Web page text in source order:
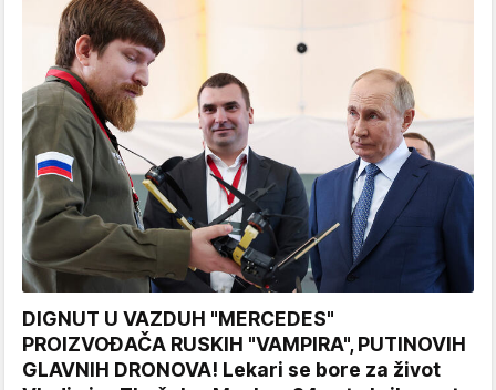
DIGNUT U VAZDUH "MERCEDES"
PROIZVOĐAČA RUSKIH "VAMPIRA", PUTINOVIH
GLAVNIH DRONOVA! Lekari se bore za život